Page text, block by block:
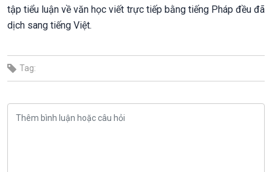
tập tiểu luận về văn học viết trực tiếp bằng tiếng Pháp đều đã
dịch sang tiếng Việt.
Tag: